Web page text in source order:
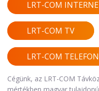
LRT-COM
LRT-COM TV
LRT-COM TELEFON
Cégünk, az LRT-COM